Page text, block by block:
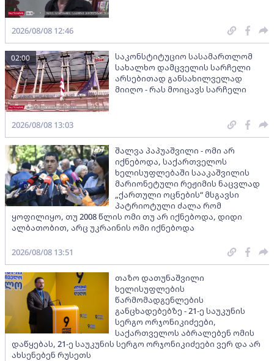
2026/08/08 12:46
საკონსტიტუციო სასამართლომ
სახალხო დამცველის სარჩელი
არსებითად განსახილველად
მიიღო - რას მოიცავს სარჩელი
02:00
2026/08/08 13:03
შალვა პაპუაშვილი - ომი არ
იქნებოდა, საქართველოს
ხელისუფლებაში სააკაშვილის
მარიონეტული რეჟიმის ნაცვლად
„ქართული ოცნების“ მსგავსი
პატრიოტული ძალა რომ
ყოფილიყო, თუ 2008 წლის ომი თუ არ იქნებოდა, დიდი
ალბათობით, არც უკრაინის ომი იქნებოდა
2026/08/08 13:51
თაზო დათუნაშვილი
ხელისუფლების
წარმომადგენლების
განცხადებებზე - 21-ე საუკუნის
სერგო ორჯონიკიძეები,
საქართველოს აბრალებენ ომის
დაწყებას, 21-ე საუკუნის სერგო ორჯონიკიძეები ვერ და არ
ახსენებენ რუსეთს